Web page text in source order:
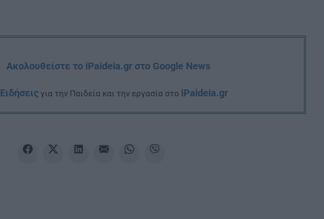
Ακολουθείστε το iPaideia.gr στο Google News
Ειδήσεις για την Παιδεία και την εργασία στο iPaideia.gr